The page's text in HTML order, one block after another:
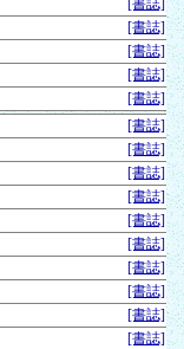
[書誌]
[書誌]
[書誌]
[書誌]
[書誌]
[書誌]
[書誌]
[書誌]
[書誌]
[書誌]
[書誌]
[書誌]
[書誌]
[書誌]
[書誌]